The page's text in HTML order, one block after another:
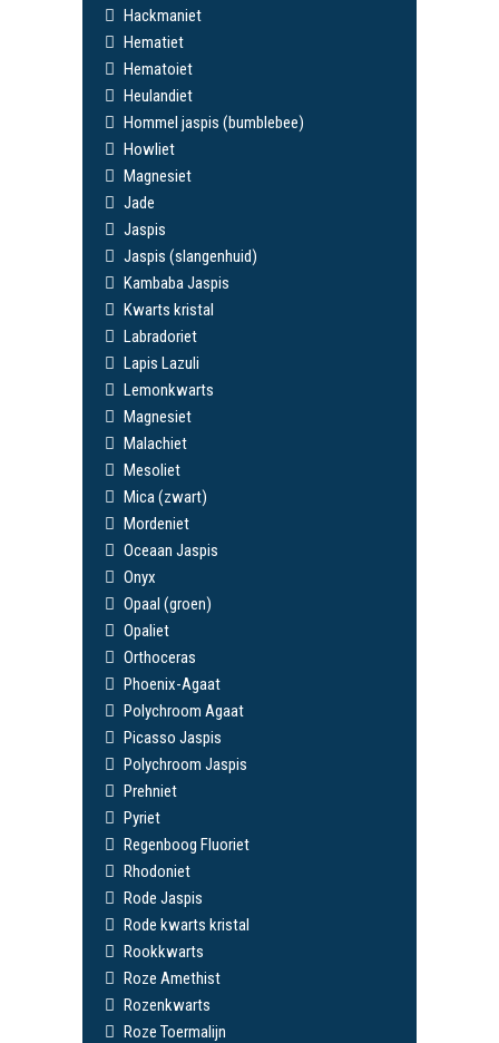
Hackmaniet
Hematiet
Hematoiet
Heulandiet
Hommel jaspis (bumblebee)
Howliet
Magnesiet
Jade
Jaspis
Jaspis (slangenhuid)
Kambaba Jaspis
Kwarts kristal
Labradoriet
Lapis Lazuli
Lemonkwarts
Magnesiet
Malachiet
Mesoliet
Mica (zwart)
Mordeniet
Oceaan Jaspis
Onyx
Opaal (groen)
Opaliet
Orthoceras
Phoenix-Agaat
Polychroom Agaat
Picasso Jaspis
Polychroom Jaspis
Prehniet
Pyriet
Regenboog Fluoriet
Rhodoniet
Rode Jaspis
Rode kwarts kristal
Rookkwarts
Roze Amethist
Rozenkwarts
Roze Toermalijn